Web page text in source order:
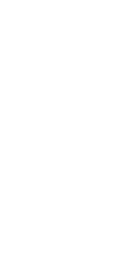
Curioso? Nós